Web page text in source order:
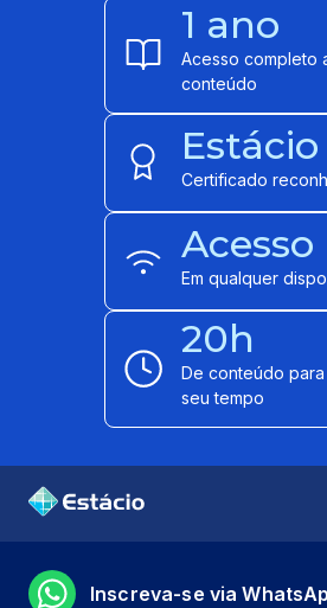
1 ano
Acesso completo
conteúdo
Estácio
Certificado
Acesso
Em qualquer
20h
De conteúdo
seu tempo
Inscreva-se via